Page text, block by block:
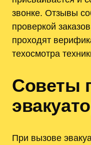
звонке. Отзывы
проверкой
проходят
техосмотра
Советы
При вызове